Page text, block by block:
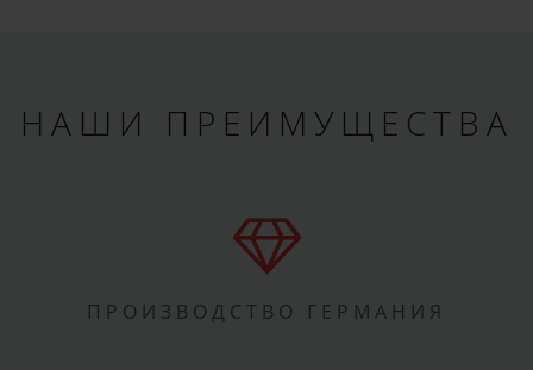
НАШИ ПРЕИМУЩЕСТВА
ПРОИЗВОДСТВО ГЕРМАНИЯ